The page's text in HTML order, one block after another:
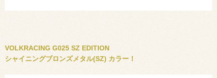
VOLKRACING G025 SZ EDITION
シャイニングブロンズメタル(SZ) カラー！